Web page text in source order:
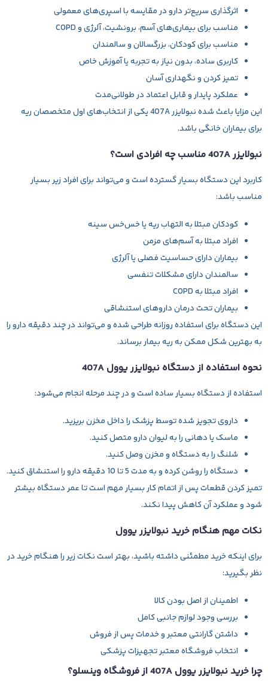
اثرگذاری سریع‌تر دارو در مقایسه با اسپری‌های معمولی
مناسب برای بیماری‌های آسم، برونشیت، آلرژی و COPD
مناسب برای کودکان، بزرگسالان و سالمندان
کاربری ساده، بدون نیاز به تجربه یا آموزش خاص
تمیز کردن و نگهداری آسان
عملکرد پایدار و قابل اعتماد در طولانی‌مدت
این مزایا باعث شدهنبولایزر 407A
یکی از انتخاب‌های اول متخصصان ریه
برای بیماران خانگی باشد.
نبولایزر 407A مناسب چه افرادی است؟
کاربرد این دستگاه بسیار گسترده است و می‌تواند برای افراد زیر بسیار
مناسب باشد:
کودکان مبتلا به التهاب ریه یا خس‌خس سینه
افراد مبتلا به آسم‌های مزمن
بیماران دارای حساسیت فصلی یا آلرژی
سالمندان دارای مشکلات تنفسی
افراد مبتلا به COPD
بیماران تحت درمان داروهای استنشاقی
این دستگاه برای استفاده روزانه طراحی شده و می‌تواند در چند دقیقه دارو را
به بهترین شکل ممکن به ریه بیمار برساند.
نحوه استفاده از دستگاه نبولایزر یوول 407A
استفاده از دستگاه بسیار ساده است و در چند مرحله انجام می‌شود:
داروی تجویز شده توسط پزشک را داخل مخزن بریزید.
ماسک یا دهانی را به لیوان دارو متصل کنید.
شلنگ را به دستگاه و مخزن وصل کنید.
دستگاه را روشن کرده و به مدت 5 تا 10 دقیقه دارو را استنشاق کنید.
تمیز کردن قطعات پس از اتمام کار بسیار مهم است تا عمر دستگاه بیشتر
شود و عملکرد آن کاهش پیدا نکند.
نکات مهم هنگام خرید نبولایزر یوول
برای اینکه خرید مطمئنی داشته باشید، بهتر است نکات زیر را هنگام خرید در
نظر بگیرید:
اطمینان از اصل بودن کالا
بررسی وجود لوازم جانبی کامل
داشتن گارانتی معتبر و خدمات پس از فروش
انتخاب فروشگاه معتبر تجهیزات پزشکی
چرا خرید نبولایزر یوول 407A از فروشگاه وینسلو؟